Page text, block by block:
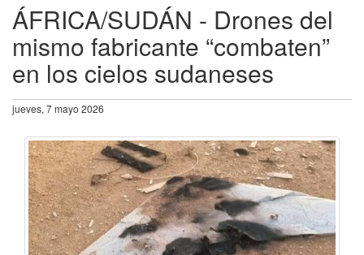
ÁFRICA/SUDÁN - Drones del
mismo fabricante “combaten”
en los cielos sudaneses
jueves, 7 mayo 2026